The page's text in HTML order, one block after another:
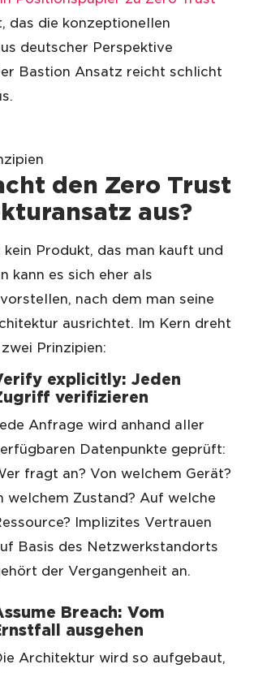
das die konzeptionellen
deutscher Perspektive
Bastion Ansatz reicht schlicht
den Zero Trust
aus?
Produkt, das man kauft und
kann es sich eher als
nach dem man seine
ausrichtet. Im Kern dreht
Prinzipien:
explicitly: Jeden
verifizieren
Anfrage wird anhand aller
Datenpunkte geprüft:
fragt an? Von welchem Gerät?
welchem Zustand? Auf welche
Implizites Vertrauen
Basis des Netzwerkstandorts
der Vergangenheit an.
Breach: Vom
ausgehen
Architektur wird so aufgebaut,